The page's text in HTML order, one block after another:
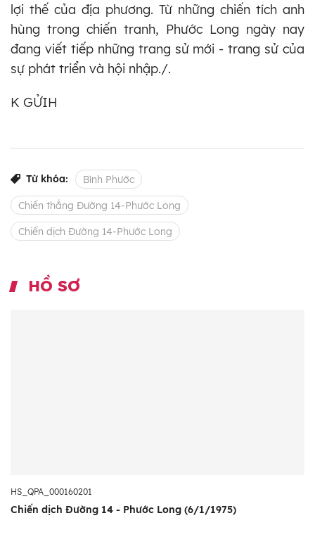
lợi thế của địa phương. Từ những chiến tích anh
hùng trong chiến tranh, Phước Long ngày nay
đang viết tiếp những trang sử mới - trang sử của
sự phát triển và hội nhập./.
K GỬIH
Từ khóa: Bình Phước
Chiến thắng Đường 14-Phước Long
Chiến dịch Đường 14-Phước Long
HỒ SƠ
HS_QPA_000160201
Chiến dịch Đường 14 - Phước Long (6/1/1975)